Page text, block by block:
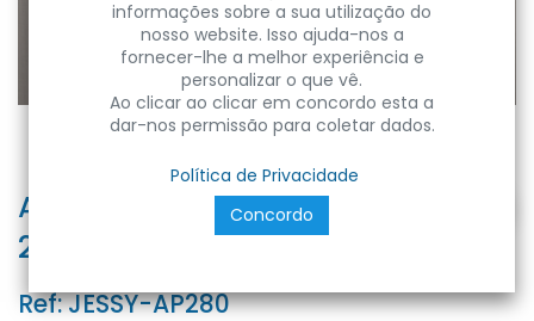
APPLIQUE IN GESSO JESSY
280x140x140- G9- IP20- Color Box
Ref:JESSY-AP280
informações sobre a sua utilização do
nosso website. Isso ajuda-nos a
fornecer-lhe a melhor experiência e
personalizar o que vê.
Ao clicar ao clicar em concordo esta a
dar-nos permissão para coletar dados.
Política de Privacidade
Concordo